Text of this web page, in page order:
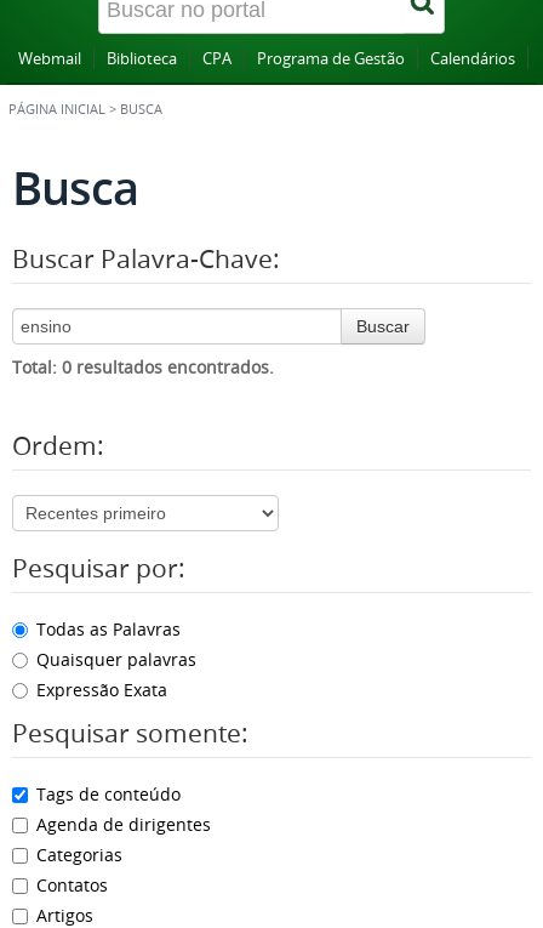
Webmail Biblioteca CPA Programa de Gestão Calendários
PÁGINA INICIAL > BUSCA
Busca
Buscar Palavra-Chave:
Buscar
Total: 0 resultados encontrados.
Ordem:
Pesquisar por:
Todas as Palavras
Quaisquer palavras
Expressão Exata
Pesquisar somente:
Tags de conteúdo
Agenda de dirigentes
Categorias
Contatos
Artigos